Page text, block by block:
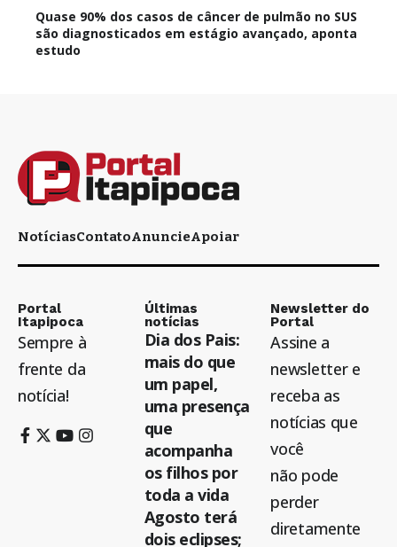
Quase 90% dos casos de câncer de pulmão no SUS
são diagnosticados em estágio avançado, aponta
estudo
NotíciasContatoAnuncieApoiar
Portal
Itapipoca
Sempre à
frente da
notícia!
Últimas
notícias
Dia dos Pais:
mais do que
um papel,
uma presença
que
acompanha
os filhos por
toda a vida
Agosto terá
dois eclipses;
Newsletter do
Portal
Assine a
newsletter e
receba as
notícias que
você
não pode
perder
diretamente